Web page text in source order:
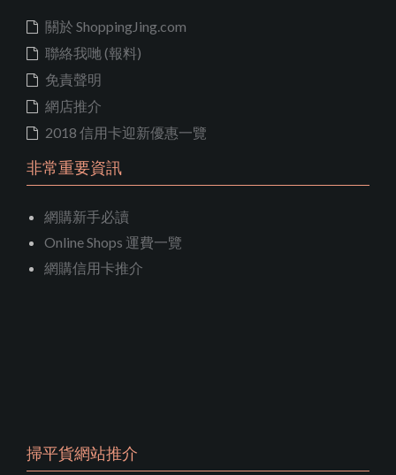
關於 ShoppingJing.com
聯絡我哋 (報料)
免責聲明
網店推介
2018 信用卡迎新優惠一覽
非常重要資訊
網購新手必讀
Online Shops 運費一覽
網購信用卡推介
掃平貨網站推介